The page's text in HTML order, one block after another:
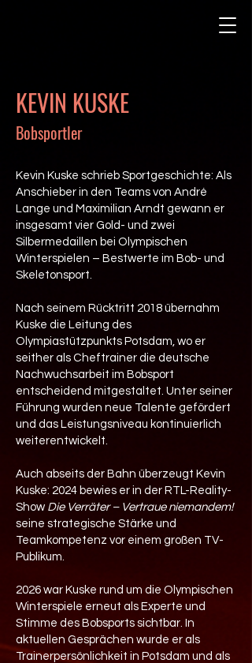
KEVIN KUSKE
Bobsportler
Kevin Kuske schrieb Sportgeschichte: Als
Anschieber in den Teams von André
Lange und Maximilian Arndt gewann er
insgesamt vier Gold- und zwei
Silbermedaillen bei Olympischen
Winterspielen – Bestwerte im Bob- und
Skeletonsport.
Nach seinem Rücktritt 2018 übernahm
Kuske die Leitung des
Olympiastützpunkts Potsdam, wo er
seither als Cheftrainer die deutsche
Nachwuchsarbeit im Bobsport
entscheidend mitgestaltet. Unter seiner
Führung wurden neue Talente gefördert
und das Leistungsniveau kontinuierlich
weiterentwickelt.
Auch abseits der Bahn überzeugt Kevin
Kuske: 2024 bewies er in der RTL-Reality-
Show Die Verräter – Vertraue niemandem!
seine strategische Stärke und
Teamkompetenz vor einem großen TV-
Publikum.
2026 war Kuske rund um die Olympischen
Winterspiele erneut als Experte und
Stimme des Bobsports sichtbar. In
aktuellen Gesprächen wurde er als
Trainerpersönlichkeit in Potsdam und als